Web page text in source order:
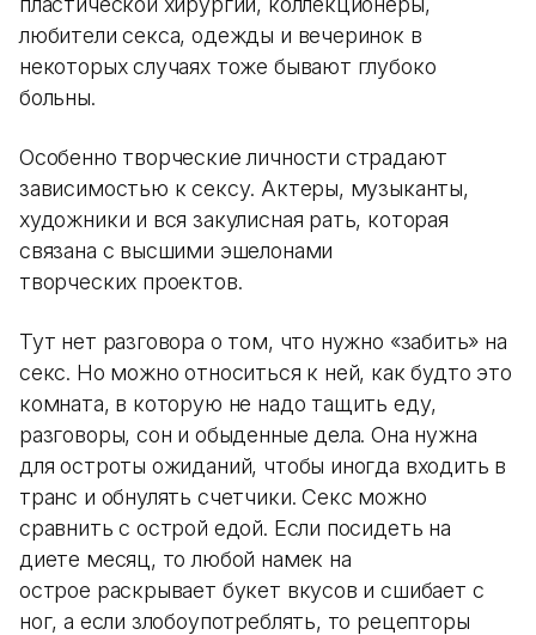
любители секса, одежды и вечеринок в
некоторых случаях тоже бывают глубоко
больны.
Особенно творческие личности страдают
зависимостью к сексу. Актеры, музыканты,
художники и вся закулисная рать, которая
связана с высшими эшелонами
творческих проектов.
Тут нет разговора о том, что нужно «забить» на
секс. Но можно относиться к ней, как будто это
комната, в которую не надо тащить еду,
разговоры, сон и обыденные дела. Она нужна
для остроты ожиданий, чтобы иногда входить в
транс и обнулять счетчики. Секс можно
сравнить с острой едой. Если посидеть на
диете месяц, то любой намек на
острое раскрывает букет вкусов и сшибает с
ног, а если злобоупотреблять, то рецепторы